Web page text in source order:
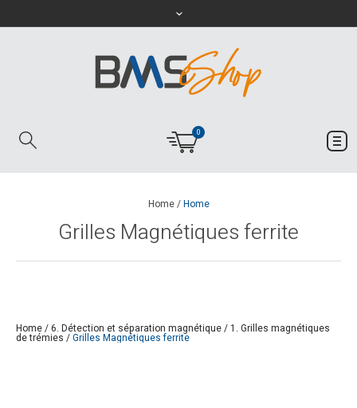
0
Home/Home
Grilles Magnétiques ferrite
Home/6. Détection et séparation magnétique/1. Grilles magnétiques
de trémies /Grilles Magnétiques ferrite